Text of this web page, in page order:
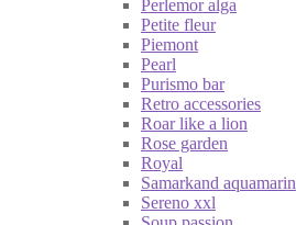
Perlemor alga
Petite fleur
Piemont
Pearl
Purismo bar
Retro accessories
Roar like a lion
Rose garden
Royal
Samarkand aquamarin
Sereno xxl